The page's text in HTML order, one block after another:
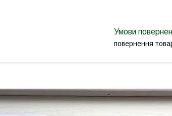
повернення